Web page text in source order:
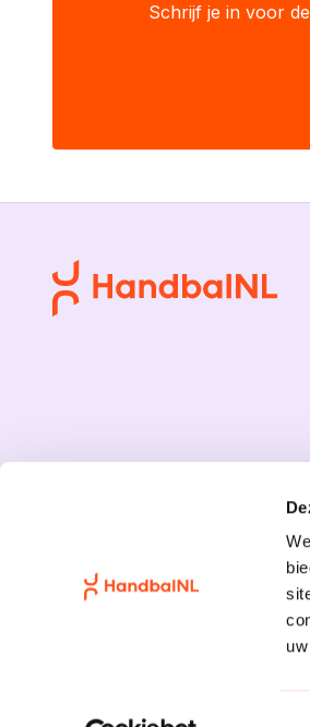
Schrijf je in voor